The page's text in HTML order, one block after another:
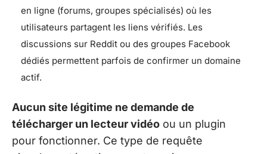
en ligne (forums, groupes spécialisés) où les
utilisateurs partagent les liens vérifiés. Les
discussions sur Reddit ou des groupes Facebook
dédiés permettent parfois de confirmer un domaine
actif.
Aucun site légitime ne demande de
télécharger un lecteur vidéo ou un plugin
pour fonctionner. Ce type de requête